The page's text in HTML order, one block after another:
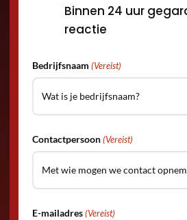
Binnen 24 uur
reactie
Bedrijfsnaam (Vereist)
Contactpersoon (Vereist)
E-mailadres (Vereist)